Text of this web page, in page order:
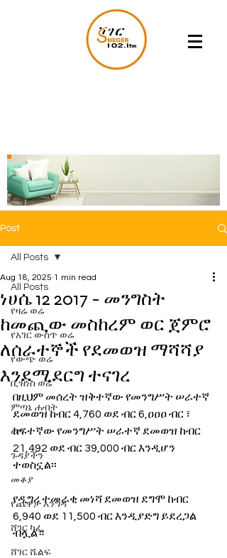
Post
All Posts
የዛሬ ወሬ
የአገር ውስጥ ወሬ
የውጭ ወሬ
ቢዝነስ ወሬ
ምጣኔ ሐብት
ወግ
ጉዳያችን
መቆያ
የጨዋታ እንግዳ
ሸገር ካፌ
ሸገር ሼልፍ
All Posts
ነሀሴ 12 2017 - መንግስት
ከመጪው መስከረም ወር ጀምሮ
ለሰራተኞች የደመወዝ ማሻሻያ
እንደሚደርግ ተናገረ
Aug 18, 2025 1 min read
በዚህም መሰረት ዝቅተኛው የመንግሥት ሠራተኛ
ደመወዝ ከብር 4,760 ወደ ብር 6,ዐዐዐ ብር ፣
ከፍተኛው የመንግሥት ሠራተኛ ደመወዝ ከብር
21,492 ወደ ብር 39,000 ብር እንዲሆን
ተወስኗል፡፡
የዲግሪ ተመራቂ መነሻ ደመወዝ ደግሞ ከብር
6,940 ወደ 11,500 ብር እንዲያድግ ይደረጋል
ብሏል።